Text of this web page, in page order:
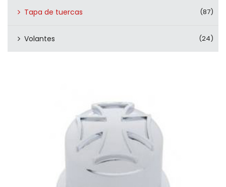
Tapa de tuercas (87)
Volantes (24)